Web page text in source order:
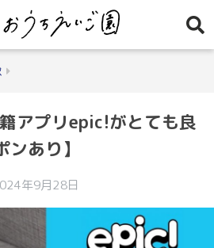
アプリepic!がとても良
あり】
年9月28日